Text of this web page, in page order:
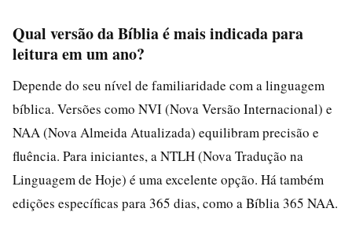
Qual versão da Bíblia é mais indicada para
leitura em um ano?
Depende do seu nível de familiaridade com a linguagem
bíblica. Versões como NVI (Nova Versão Internacional) e
NAA (Nova Almeida Atualizada) equilibram precisão e
fluência. Para iniciantes, a NTLH (Nova Tradução na
Linguagem de Hoje) é uma excelente opção. Há também
edições específicas para 365 dias, como a Bíblia 365 NAA.